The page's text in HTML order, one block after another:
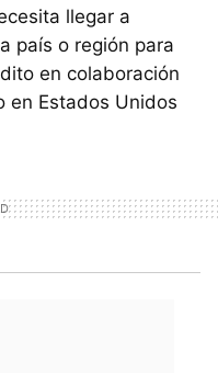
llegar a
país o región para
en colaboración
en Estados Unidos